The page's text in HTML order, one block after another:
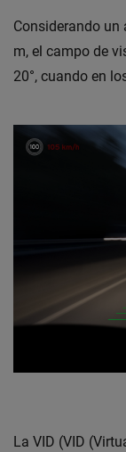
Considerando un
m, el campo de
20°, cuando en
La VID (VID